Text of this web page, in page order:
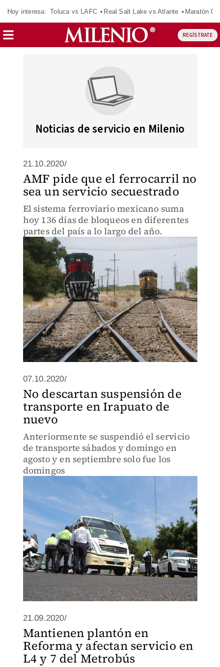
Hoy interesa: Toluca vs LAFC Real Salt Lake vs Atlante Maratón
REGÍSTRATE
Noticias de servicio en Milenio
21.10.2020/
AMF pide que el ferrocarril no
sea un servicio secuestrado
El sistema ferroviario mexicano suma
hoy 136 días de bloqueos en diferentes
partes del país a lo largo del año.
07.10.2020/
No descartan suspensión de
transporte en Irapuato de
nuevo
Anteriormente se suspendió el servicio
de transporte sábados y domingo en
agosto y en septiembre solo fue los
domingos
21.09.2020/
Mantienen plantón en
Reforma y afectan servicio en
L4 y 7 del Metrobús